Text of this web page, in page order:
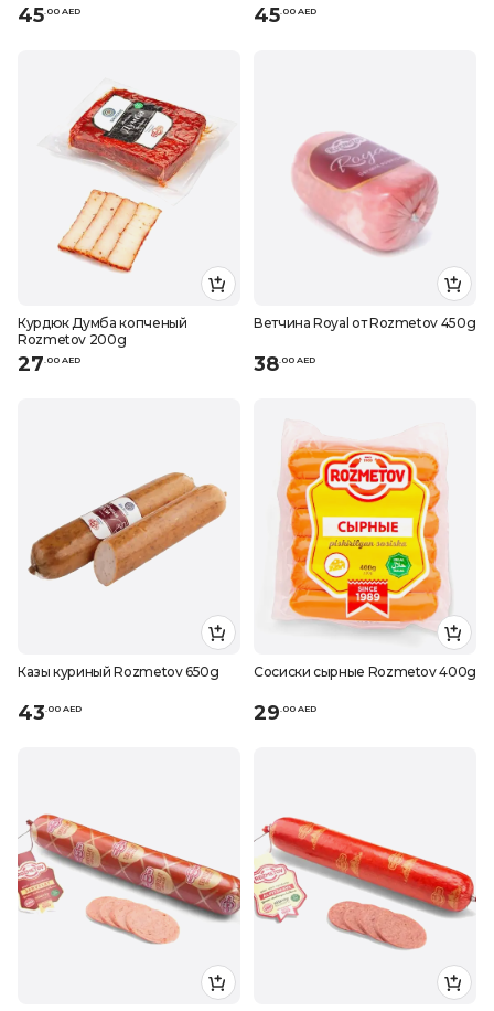
45 00 AED 45 00 AED
Курдюк Думба копченый
Rozmetov 200g
27.00 AED
Ветчина Royal от Rozmetov 450g
38.00 AED
Казы куриный Rozmetov 650g
43.00 AED
Сосиски cырные Rozmetov 400g
29.00 AED